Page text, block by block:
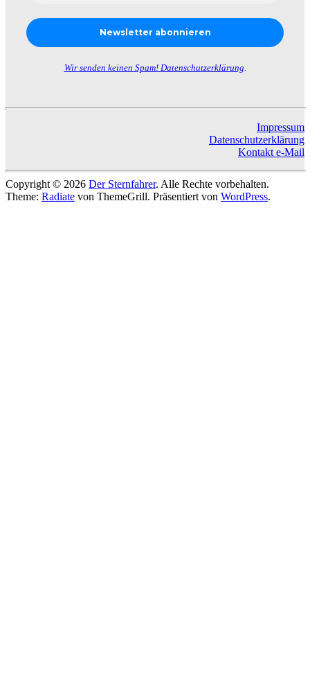
Wir senden keinen Spam! Datenschutzerklärung
Impressum
Datenschutzerklärung
Kontakt e-Mail
Copyright © 2026 Der Sternfahrer. Alle Rechte vorbehalten.
Theme: Radiate von ThemeGrill. Präsentiert von WordPress.